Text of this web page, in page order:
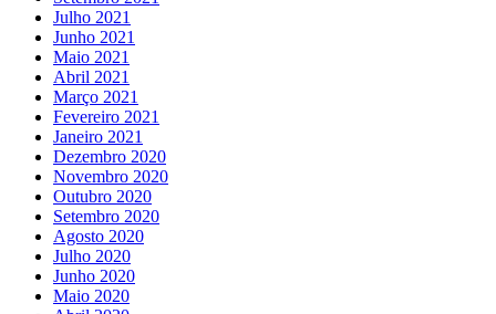
Julho 2021
Junho 2021
Maio 2021
Abril 2021
Março 2021
Fevereiro 2021
Janeiro 2021
Dezembro 2020
Novembro 2020
Outubro 2020
Setembro 2020
Agosto 2020
Julho 2020
Junho 2020
Maio 2020